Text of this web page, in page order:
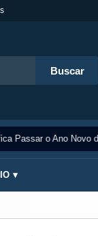
Buscar
Passar o Ano Novo
▾